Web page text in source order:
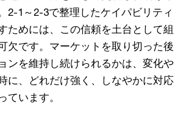
2-1～2-3で整理したケイパビリティ
ためには、この信頼を土台として組
欠です。マーケットを取り切った後
ンを維持し続けられるかは、変化や
に、どれだけ強く、しなやかに対応
ています。